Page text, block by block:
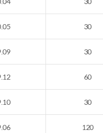
30
30
60
30
120